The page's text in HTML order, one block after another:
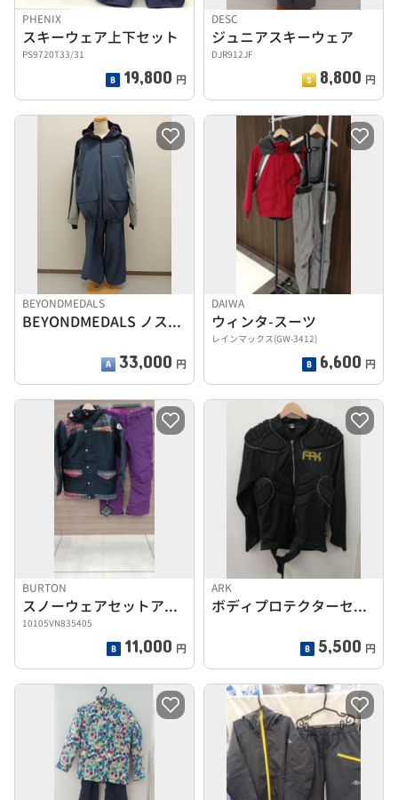
PHENIX
スキーウェア上下セット
PS9720T33/31
19,800 円
DESC
ジュニアスキーウェア
DJR912JF
8,800 円
BEYONDMEDALS
BEYONDMEDALS ノスタルジアジャケット 2L
33,000 円
DAIWA
ウィンタ-スーツ
レインマックス(GW-3412)
6,600 円
BURTON
スノーウェアセットアップ
10105VN835405
11,000 円
ARK
ボディプロテクターセット
5,500 円